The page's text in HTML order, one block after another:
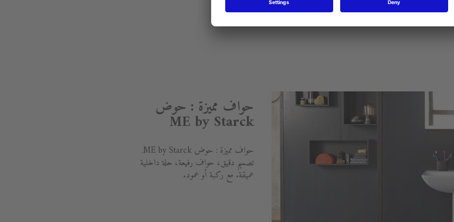
حواف مميزة : حوض
ME by Starck
حواف مميزة : حوض ME by Starck.
تصميم دقيق، حواف رفيعة، حلة داخلية
عميقة. مع ركبة أو عمود.